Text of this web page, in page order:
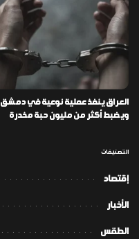
العراق ينفذ عملية نوعية في دمشق
ويضبط أكثر من مليون حبة مخدرة
التصنيفات
إقتصاد
الأخبار
الطقس